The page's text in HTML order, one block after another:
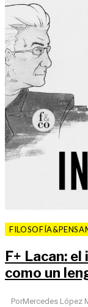
F+ Lacan:
como un
PorMercedes López